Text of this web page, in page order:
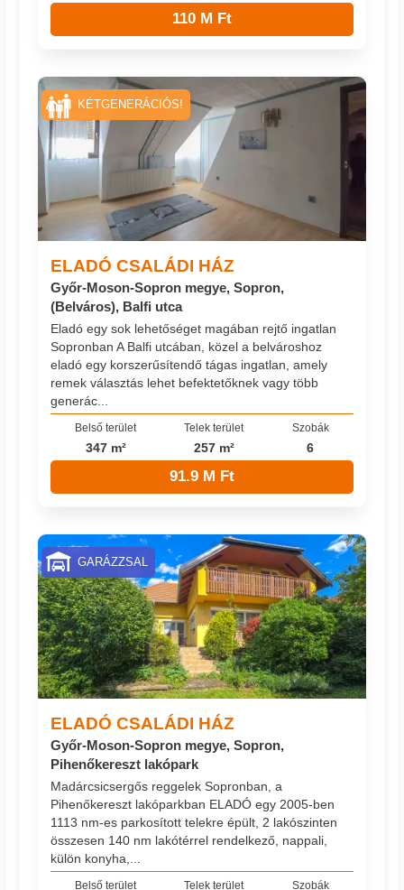
110 M Ft
ELADÓ CSALÁDI HÁZ
Győr-Moson-Sopron megye, Sopron,
(Belváros), Balfi utca
Eladó egy sok lehetőséget magában rejtő ingatlan
Sopronban A Balfi utcában, közel a belvároshoz
eladó egy korszerűsítendő tágas ingatlan, amely
remek választás lehet befektetőknek vagy több
generác...
Belső terület
347 m²
Telek terület
257 m²
Szobák
6
91.9 M Ft
KÉTGENERÁCIÓS!
ELADÓ CSALÁDI HÁZ
Győr-Moson-Sopron megye, Sopron,
Pihenőkereszt lakópark
Madárcsicsergős reggelek Sopronban, a
Pihenőkereszt lakóparkban ELADÓ egy 2005-ben
1113 nm-es parkosított telekre épült, 2 lakószinten
összesen 140 nm lakótérrel rendelkező, nappali,
külön konyha,...
Belső terület Telek terület Szobák
GARÁZZSAL